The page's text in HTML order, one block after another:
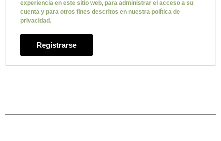
experiencia en este sitio web, para administrar el acceso a su
cuenta y para otros fines descritos en nuestra política de
privacidad.
Registrarse